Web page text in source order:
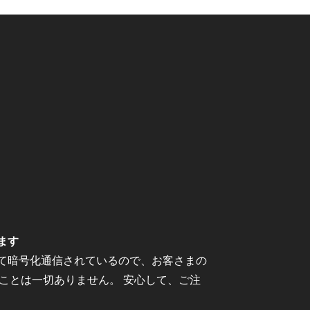
す
暗号化通信されているので、お客さまの
とは一切ありません。 安心して、ご注